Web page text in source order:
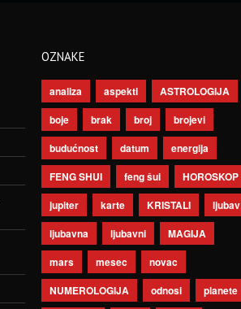
OZNAKE
analiza aspekti
ASTROLOGIJA
boje
brak broj
brojevi
budućnost
datum
energija
FENG SHUI
feng šui
HOROSKOP
jupiter
karte KRISTALI
ljubav
ljubavna
ljubavni
MAGIJA
mars
mesec
novac
NUMEROLOGIJA
odnosi planete